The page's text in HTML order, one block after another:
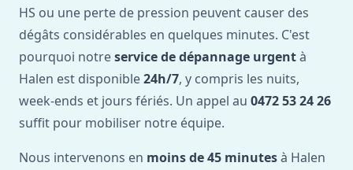
HS ou une perte de pression peuvent causer des
dégâts considérables en quelques minutes. C'est
pourquoi notreservice de dépannage urgentà
Halen est disponible24h/7, y compris les nuits,
week-ends et jours fériés. Un appel au 0472 53 24 26
suffit pour mobiliser notre équipe.
Nous intervenons en moins de 45 minutesà Halen